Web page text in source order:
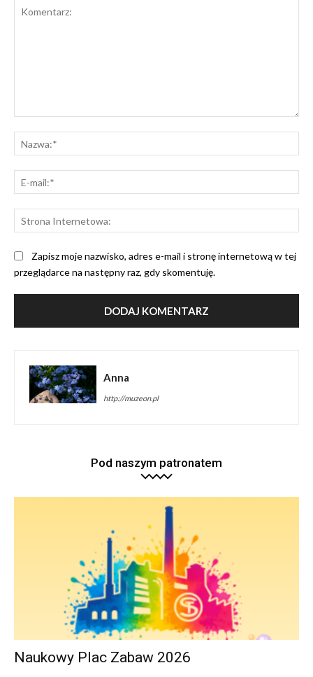
Zapisz moje nazwisko, adres e-mail i stronę internetową w tej
przeglądarce na następny raz, gdy skomentuję.
Anna
http://muzeon.pl
Pod naszym patronatem
Naukowy Plac Zabaw 2026